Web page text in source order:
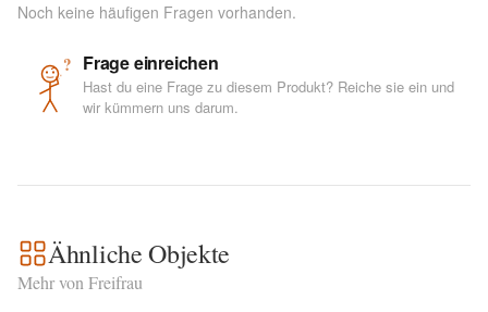
Noch keine häufigen Fragen vorhanden.
? Frage einreichen
Hast du eine Frage zu diesem Produkt? Reiche sie ein und
wir kümmern uns darum.
Ähnliche Objekte
Mehr von Freifrau